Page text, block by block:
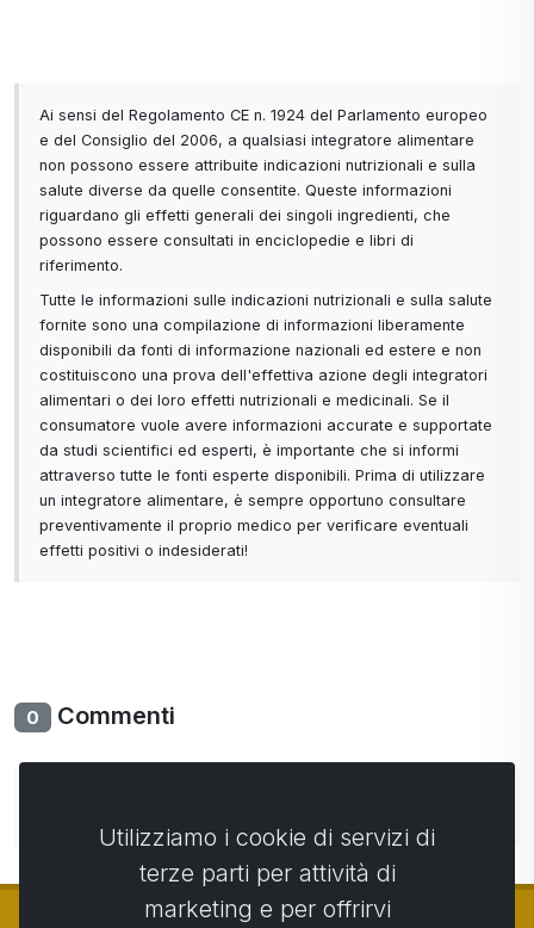
Ai sensi del Regolamento CE n. 1924 del Parlamento europeo
e del Consiglio del 2006, a qualsiasi integratore alimentare
non possono essere attribuite indicazioni nutrizionali e sulla
salute diverse da quelle consentite. Queste informazioni
riguardano gli effetti generali dei singoli ingredienti, che
possono essere consultati in enciclopedie e libri di
riferimento.
Tutte le informazioni sulle indicazioni nutrizionali e sulla salute
fornite sono una compilazione di informazioni liberamente
disponibili da fonti di informazione nazionali ed estere e non
costituiscono una prova dell'effettiva azione degli integratori
alimentari o dei loro effetti nutrizionali e medicinali. Se il
consumatore vuole avere informazioni accurate e supportate
da studi scientifici ed esperti, è importante che si informi
attraverso tutte le fonti esperte disponibili. Prima di utilizzare
un integratore alimentare, è sempre opportuno consultare
preventivamente il proprio medico per verificare eventuali
effetti positivi o indesiderati!
0 Commenti
Utilizziamo i cookie di servizi di
terze parti per attività di
marketing e per offrirvi